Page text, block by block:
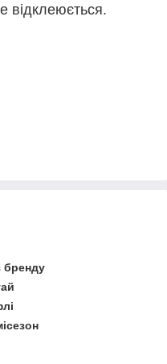
відклеюється.
бренду